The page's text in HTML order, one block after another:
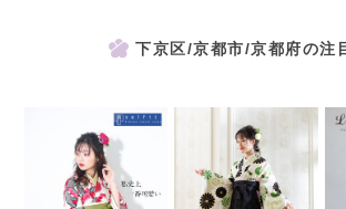
下京区/京都市/京都府の注